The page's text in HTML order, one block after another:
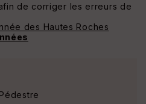
de corriger les erreurs de
des Hautes Roches